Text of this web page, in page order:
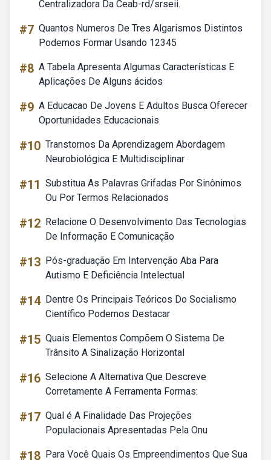
Centralizadora Da Ceab-rd/srseii.
#7 Quantos Numeros De Tres Algarismos Distintos
Podemos Formar Usando 12345
#8 A Tabela Apresenta Algumas Características E
Aplicações De Alguns ácidos
#9 A Educacao De Jovens E Adultos Busca Oferecer
Oportunidades Educacionais
#10 Transtornos Da Aprendizagem Abordagem
Neurobiológica E Multidisciplinar
#11 Substitua As Palavras Grifadas Por Sinônimos
Ou Por Termos Relacionados
#12 Relacione O Desenvolvimento Das Tecnologias
De Informação E Comunicação
#13 Pós-graduação Em Intervenção Aba Para
Autismo E Deficiência Intelectual
#14 Dentre Os Principais Teóricos Do Socialismo
Científico Podemos Destacar
#15 Quais Elementos Compõem O Sistema De
Trânsito A Sinalização Horizontal
#16 Selecione A Alternativa Que Descreve
Corretamente A Ferramenta Formas:
#17 Qual é A Finalidade Das Projeções
Populacionais Apresentadas Pela Onu
#18 Para Você Quais Os Empreendimentos Que Sua